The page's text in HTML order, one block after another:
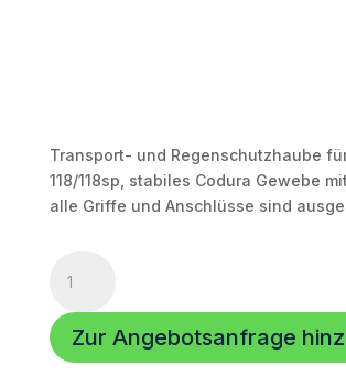
Transport- und Regenschutzhaube
118/118sp, stabiles Codura Gewebe
alle Griffe und Anschlüsse sind
und
Regenschutzhaube
für
Paveosub-
Zur Angebotsanfrage